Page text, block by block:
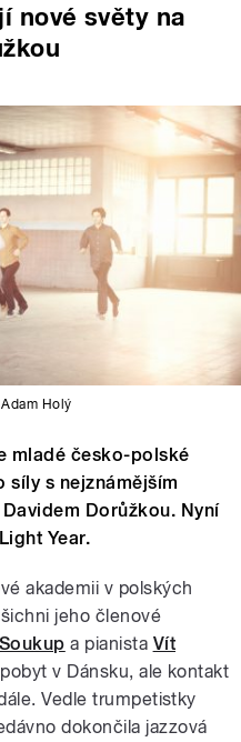
nové světy na
Adam Holý
mladé česko-polské
síly s nejznámějším
Dorůžkou. Nyní
Year.
akademii v polských
jeho členové
a pianista Vít
v Dánsku, ale kontakt
Vedle trumpetistky
dokončila jazzová